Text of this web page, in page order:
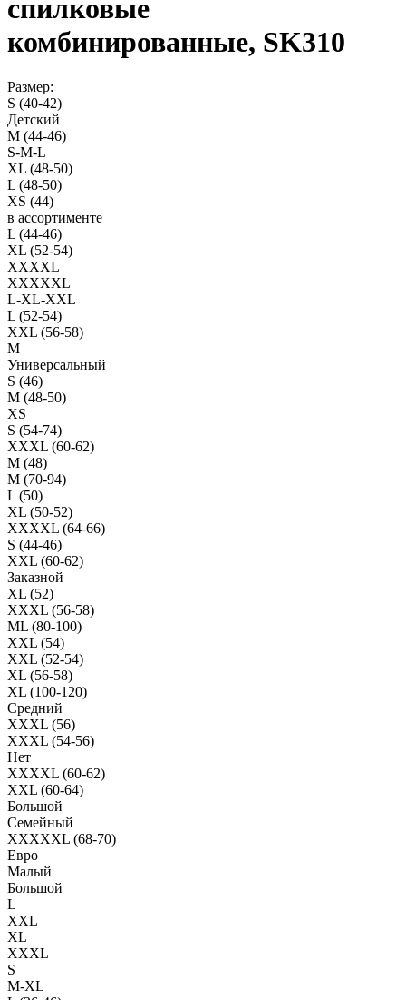
спилковые
комбинированные, SK310
Размер:
S (40-42)
Детский
M (44-46)
S-M-L
XL (48-50)
L (48-50)
XS (44)
в ассортименте
L (44-46)
XL (52-54)
XXXXL
XXXXXL
L-XL-XXL
L (52-54)
XXL (56-58)
M
Универсальный
S (46)
M (48-50)
XS
S (54-74)
XXXL (60-62)
M (48)
M (70-94)
L (50)
XL (50-52)
XXXXL (64-66)
S (44-46)
XXL (60-62)
Заказной
XL (52)
XXXL (56-58)
ML (80-100)
XXL (54)
XXL (52-54)
XL (56-58)
XL (100-120)
Средний
XXXL (56)
XXXL (54-56)
Нет
XXXXL (60-62)
XXL (60-64)
Большой
Семейный
XXXXXL (68-70)
Евро
Малый
Большой
L
XXL
XL
XXXL
S
M-XL